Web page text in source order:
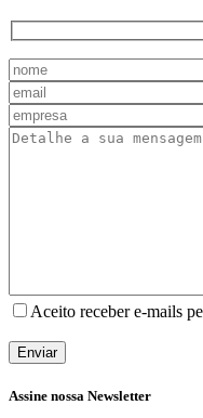
Aceito receber e-mails
Assine nossa Newsletter